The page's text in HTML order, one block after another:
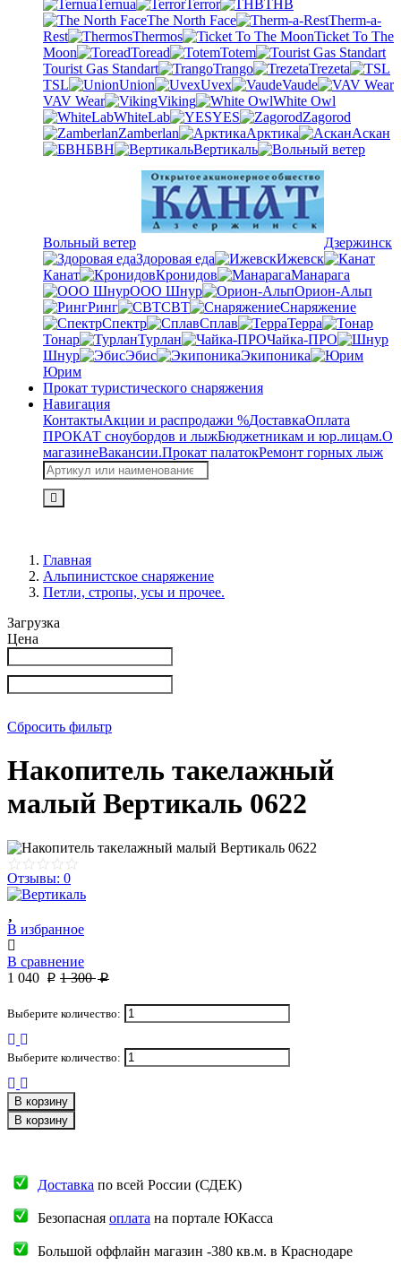
Ternua Terror
THB
The North Face
Therm-a-
Rest
Thermos
Ticket To The
Moon
Toread
Totem
Tourist Gas Standart
Trango
Trezeta
TSL
Union Uvex
Vaude
VAV Wear
Viking
White Owl
WhiteLab
YES
Zagorod
Zamberlan
Арктика
Аскан
БВН
Вертикаль
Вольный ветер
Дзержинск
Здоровая еда
Ижевск
Канат
Кронидов
Манарага
ООО Шнур
Орион-Альп
Ринг
СВТ
Снаряжение
Спектр
Сплав
Терра
Тонар
Турлан
Чайка-ПРО
Шнур
Эбис
Экипоника
Юрим
Прокат туристического снаряжения
Навигация
КонтактыАкции и распродажи %ДоставкаОплата
ПРОКАТ сноубордов и лыжБюджетникам и юр.лицам.О
магазинеВакансии.Прокат палатокРемонт горных лыж
Главная
Альпинистское снаряжение
Петли, стропы, усы и прочее.
Загрузка
Цена
Сбросить фильтр
Накопитель такелажный
малый Вертикаль 0622
Отзывы: 0
В избранное
В сравнение
1 040 p 1 300 p
Выберите количество:
Выберите количество:
В корзину
В корзину
Доставка по всей России (СДЕК)
Безопасная оплата на портале ЮКасса
Большой оффлайн магазин -380 кв.м. в Краснодаре